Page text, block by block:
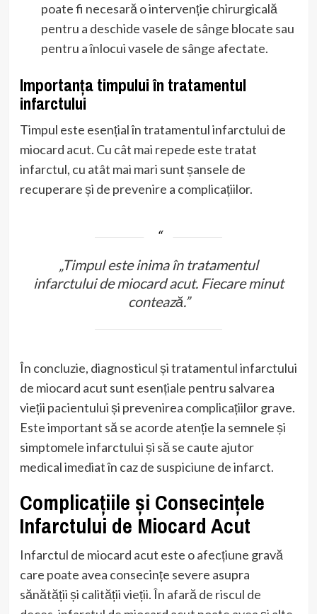
poate fi necesară o intervenție chirurgicală
pentru a deschide vasele de sânge blocate sau
pentru a înlocui vasele de sânge afectate.
Importanța timpului în tratamentul
infarctului
Timpul este esențial în tratamentul infarctului de
miocard acut. Cu cât mai repede este tratat
infarctul, cu atât mai mari sunt șansele de
recuperare și de prevenire a complicațiilor.
„Timpul este inima în tratamentul
infarctului de miocard acut. Fiecare minut
contează.”
În concluzie, diagnosticul și tratamentul infarctului
de miocard acut sunt esențiale pentru salvarea
vieții pacientului și prevenirea complicațiilor grave.
Este important să se acorde atenție la semnele și
simptomele infarctului și să se caute ajutor
medical imediat în caz de suspiciune de infarct.
Complicațiile și Consecințele
Infarctului de Miocard Acut
Infarctul de miocard acut este o afecțiune gravă
care poate avea consecințe severe asupra
sănătății și calității vieții. În afară de riscul de